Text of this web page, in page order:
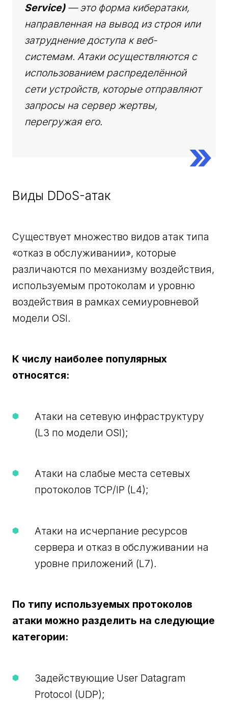
Service)— это форма кибератаки,
направленная на вывод из строя или
затруднение доступа к веб-
системам. Атаки осуществляются с
использованием распределённой
сети устройств, которые отправляют
запросы на сервер жертвы,
перегружая его.
Виды DDoS-атак
Существует множество видов атак типа
«отказ в обслуживании», которые
различаются по механизму воздействия,
используемым протоколам и уровню
воздействия в рамках семиуровневой
модели OSI.
К числу наиболее популярных
относятся:
Атаки на сетевую инфраструктуру
(L3 по модели OSI);
Атаки на слабые места сетевых
протоколов TCP/IP (L4);
Атаки на исчерпание ресурсов
сервера и отказ в обслуживании на
уровне приложений (L7).
По типу используемых протоколов
атаки можно разделить на следующие
категории:
Задействующие User Datagram
Protocol (UDP);